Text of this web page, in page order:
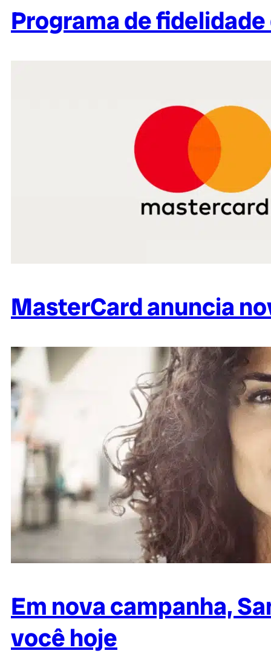
Programa de
MasterCard anuncia
Em nova campanha,
você hoje